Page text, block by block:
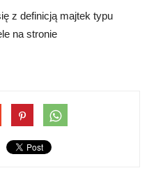
z definicją majtek typu
na stronie